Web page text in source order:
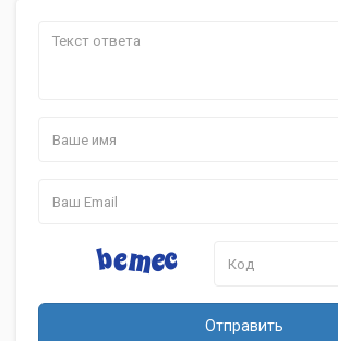
Отправить